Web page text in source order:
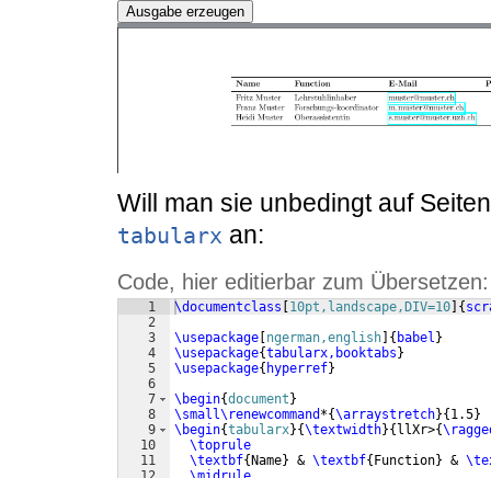
Ausgabe erzeugen
Will man sie unbedingt auf
tabularx an:
Code, hier editierbar zum Übersetzen:
1
2
3
4
5
6
7
8
9
10
11
\documentclass 10pt,landscape,DIV=10 {
\usepackage ngerman,english { babel }
\usepackage{tabularx,booktabs }
\usepackage{ hyperref}
\begin{document }
\small\renewcommand *{\arraystretch}{ 1.5}
\begin{tabularx}{\textwidth}{ llXr>{
\toprule
\textbf{ Name} & \textbf{ Function} &